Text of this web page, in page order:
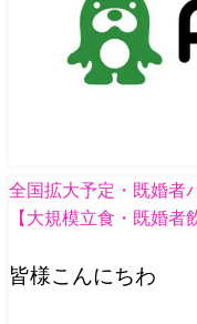
全国拡大予定・既婚者
【大規模立食・既婚者
皆様こんにちわ